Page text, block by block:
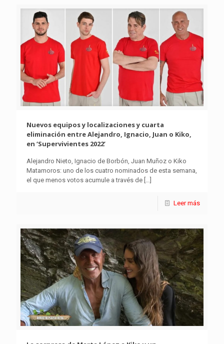
Nuevos equipos y localizaciones y cuarta
eliminación entre Alejandro, Ignacio, Juan o Kiko,
en ‘Supervivientes 2022’
Alejandro Nieto, Ignacio de Borbón, Juan Muñoz o Kiko
Matamoros: uno de los cuatro nominados de esta semana,
el que menos votos acumule a través de
Leer más